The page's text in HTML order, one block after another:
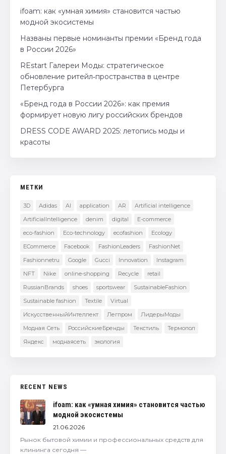
ifoam: как «умная химия» становится частью
модной экосистемы
Названы первые номинанты премии «Бренд года
в России 2026»
REstart Галереи Моды: стратегическое
обновление ритейл‑пространства в центре
Петербурга
«Бренд года в России 2026»: как премия
формирует новую лигу российских брендов
DRESS CODE AWARD 2025: летопись моды и
красоты
МЕТКИ
3D Adidas AI application AR
Artificial intelligence
ArtificialIntelligence
denim digital
E-commerce
eco-fashion
Eco-technology ecofashion
Ecology
ECommerce
Facebook FashionLeaders
FashionNet
Fashionnetru
Google Gucci Innovation
Instagram
NFT
Nike online-shopping Recycle
retail
RussianBrands
shoes sportswear
SustainableFashion
Sustainable fashion
Textile
Virtual
ИскусственныйИнтеллект
Легпром
ЛидерыМоды
Модная Сеть
РоссийскиеБренды Текстиль
Термопол
Яндекс
моднаясеть экология
RECENT NEWS
ifoam: как «умная химия» становится частью
модной экосистемы
21.06.2026
Рынок бытовой химии и профессиональных средств для
клининга сегодня —